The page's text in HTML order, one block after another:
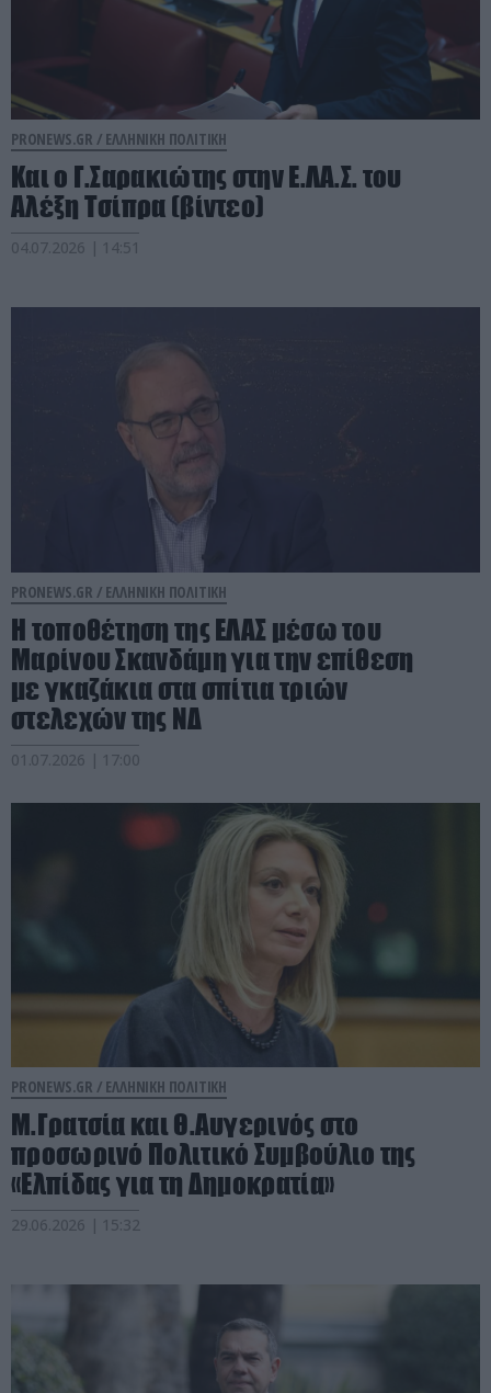
PRONEWS.GR / ΕΛΛΗΝΙΚΗ ΠΟΛΙΤΙΚΗ
Και ο Γ.Σαρακιώτης στην Ε.ΛΑ.Σ. του
Αλέξη Τσίπρα (βίντεο)
04.07.2026 | 14:51
PRONEWS.GR / ΕΛΛΗΝΙΚΗ ΠΟΛΙΤΙΚΗ
Η τοποθέτηση της ΕΛΑΣ μέσω του
Μαρίνου Σκανδάμη για την επίθεση
με γκαζάκια στα σπίτια τριών
στελεχών της ΝΔ
01.07.2026 | 17:00
PRONEWS.GR / ΕΛΛΗΝΙΚΗ ΠΟΛΙΤΙΚΗ
Μ.Γρατσία και Θ.Αυγερινός στο
προσωρινό Πολιτικό Συμβούλιο της
«Ελπίδας για τη Δημοκρατία»
29.06.2026 | 15:32